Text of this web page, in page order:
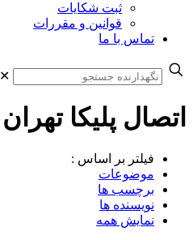
ثبت شکایات
قوانین و مقررات
تماس با ما
✕
اتصال پلیکا تهران
فیلتر بر اساس :
موضوعات
برچسب ها
نویسنده ها
نمایش همه